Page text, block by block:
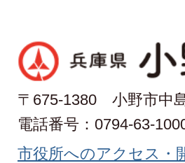
〒675-1380 小野市中
電話番号：0794-63-
市役所へのアクセス・